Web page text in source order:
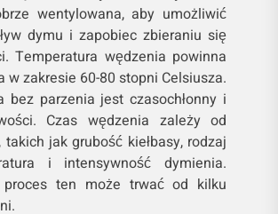
wentylowana, aby umożliwić
dymu i zapobiec zbieraniu się
Temperatura wędzenia powinna
w zakresie 60-80 stopni Celsiusza.
bez parzenia jest czasochłonny i
Czas wędzenia zależy od
jak grubość kiełbasy, rodzaj
i intensywność dymienia.
proces ten może trwać od kilku